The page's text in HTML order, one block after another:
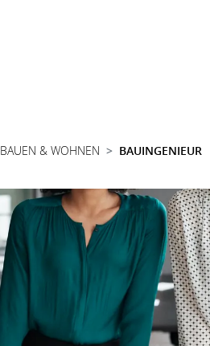
BAUEN & WOHNEN BAUINGENIEUR